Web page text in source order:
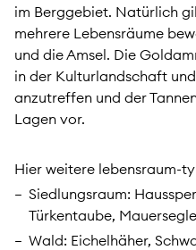
im Berggebiet. Natürlich
mehrere Lebensräume
und die Amsel. Die
in der Kulturlandschaft
anzutreffen und der
Lagen vor.
Hier weitere lebensraum-
Siedlungsraum:
Türkentaube,
Wald: Eichelhäher,